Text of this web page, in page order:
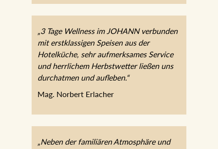
„3 Tage Wellness im JOHANN
verbunden mit erstklassigen Speisen aus
der Hotelküche, sehr aufmerksames
ließen uns durchatmen und aufleben.“